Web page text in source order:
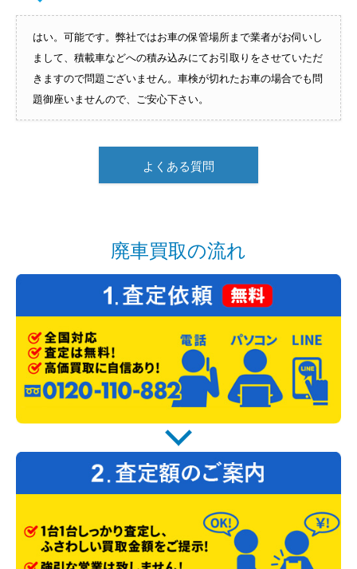
はい。可能です。弊社ではお車の保管場所まで業者がお伺いし
まして、積載車などへの積み込みにてお引取りをさせていただ
きますので問題ございません。車検が切れたお車の場合でも問
題御座いませんので、ご安心下さい。
よくある質問
廃車買取の流れ